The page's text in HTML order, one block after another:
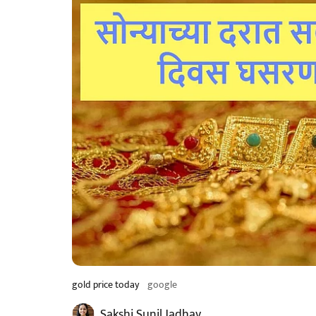
gold price today google